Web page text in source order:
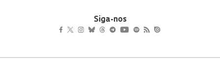
Siga-nos